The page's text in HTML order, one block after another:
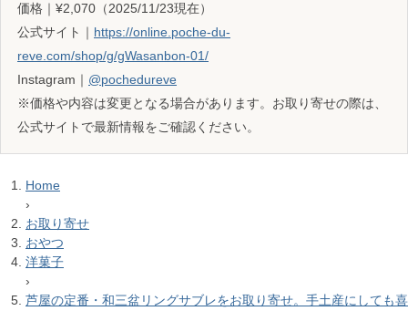
価格｜¥2,070（2025/11/23現在）
公式サイト｜ https://online.poche-du-
reve.com/shop/g/gWasanbon-01/
Instagram｜ @pochedureve
※価格や内容は変更となる場合があります。お取り寄せの際は、
公式サイトで最新情報をご確認ください。
Home
›
お取り寄せ
おやつ
洋菓子
›
芦屋の定番・和三盆リングサブレをお取り寄せ。手土産にしても喜